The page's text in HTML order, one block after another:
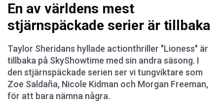
En av världens mest
stjärnspäckade serier är tillbaka
Taylor Sheridans hyllade actionthriller "Lioness" är
tillbaka på SkyShowtime med sin andra säsong. I
den stjärnspäckade serien ser vi tungviktare som
Zoe Saldaña, Nicole Kidman och Morgan Freeman,
för att bara nämna några.